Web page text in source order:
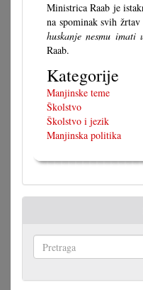
Ministrica Raab je
na spominak svih
huskanje nesmu imati
Raab.
Kategorije
Manjinske teme
Školstvo
Školstvo i jezik
Manjinska politika